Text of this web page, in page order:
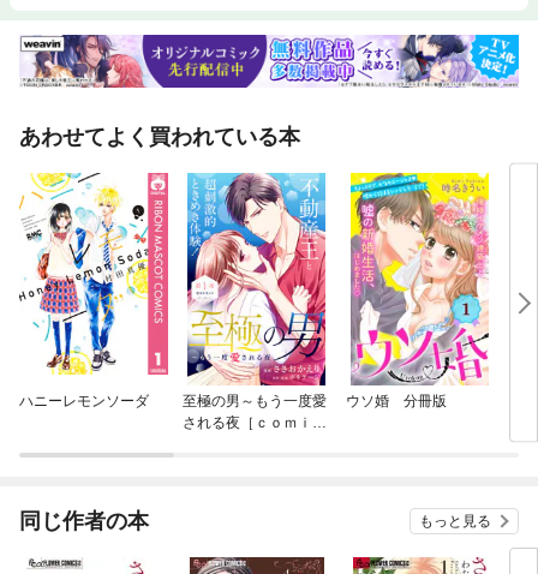
あわせてよく買われている本
ハニーレモンソーダ
至極の男～もう一度愛
される夜［ｃｏｍｉ
ウソ婚 分冊版
同じ作者の本 もっと見る